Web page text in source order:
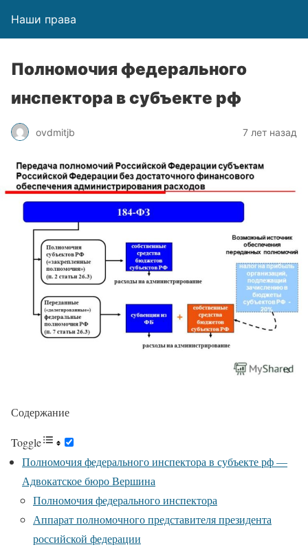
Наши права
Полномочия федерального
инспектора в субъекте рф
ovdmitjb 7 лет назад
Содержание
Toggle
Полномочия федерального инспектора в субъекте рф —
Адвокатское бюро Вершина
Полномочия федерального инспектора
Аппарат полномочного представителя президента
российской федерации